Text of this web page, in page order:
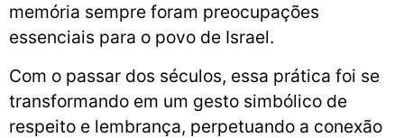
memória sempre foram preocupações
essenciais para o povo de Israel.
Com o passar dos séculos, essa prática foi se
transformando em um gesto simbólico de
respeito e lembrança, perpetuando a conexão